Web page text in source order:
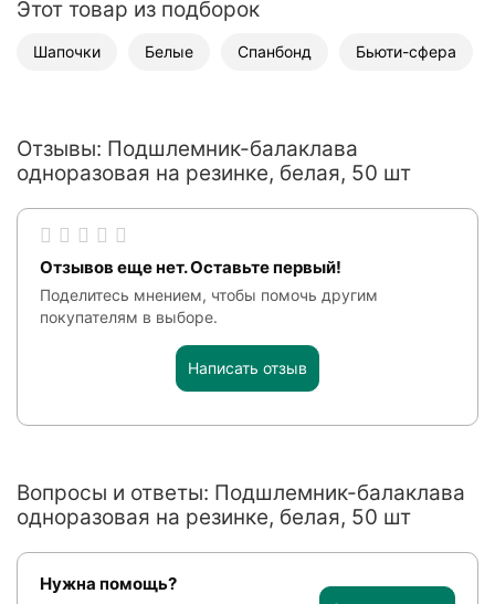
Этот товар из подборок
Шапочки Белые Спанбонд Бьюти-сфера
Отзывы: Подшлемник-балаклава
одноразовая на резинке, белая, 50 шт
Отзывов еще нет. Оставьте первый!
Поделитесь мнением, чтобы помочь другим
покупателям в выборе.
Написать отзыв
Вопросы и ответы: Подшлемник-балаклава
одноразовая на резинке, белая, 50 шт
Нужна помощь?